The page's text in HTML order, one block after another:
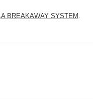
BREAKAWAY SYSTEM .